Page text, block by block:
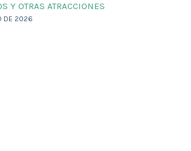
Y OTRAS ATRACCIONES
DE 2026